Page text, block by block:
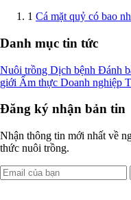
1 Cá mặt quỷ có bao
Danh mục tin tức
Nuôi trồng Dịch bệnh Đánh
giới Ẩm thực Doanh nghiệp
Đăng ký nhận bản tin
Nhận thông tin mới nhất về
thức nuôi trồng.